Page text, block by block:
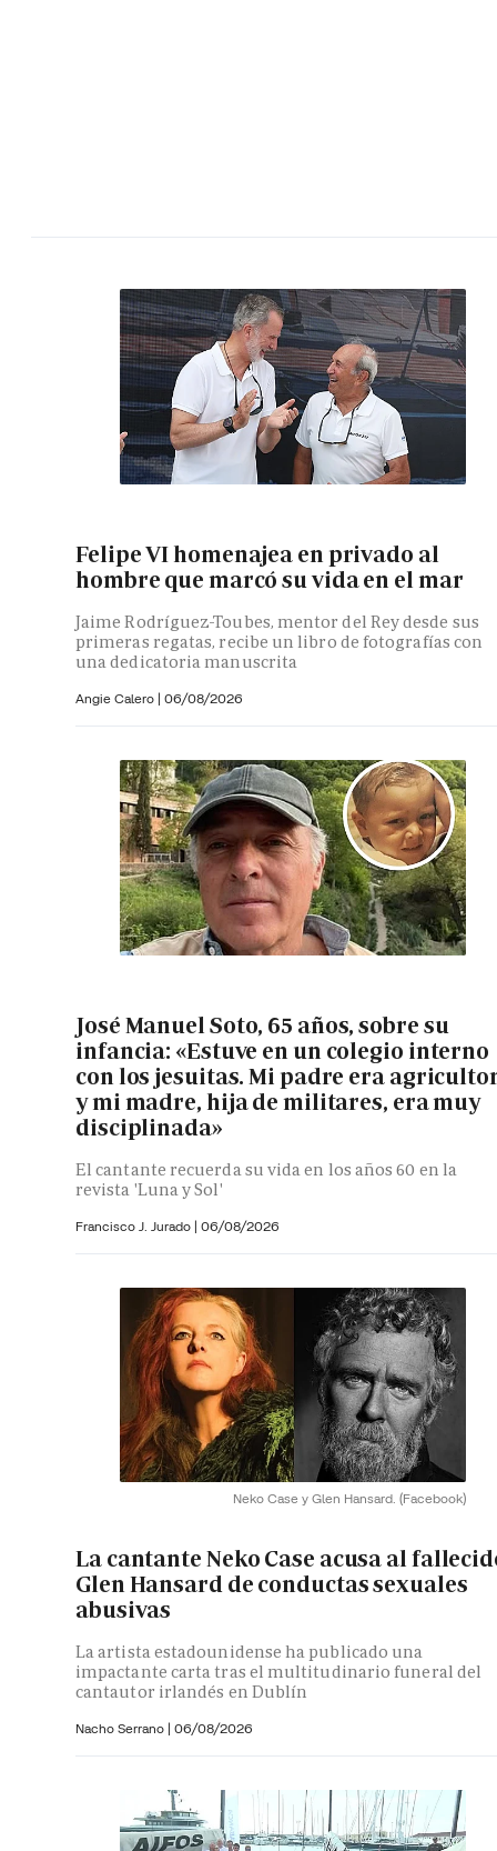
Felipe VI homenajea en privado al
hombre que marcó su vida en el mar
Jaime Rodríguez-Toubes, mentor del Rey desde sus
primeras regatas, recibe un libro de fotografías con
una dedicatoria manuscrita
Angie Calero | 06/08/2026
José Manuel Soto, 65 años, sobre su
infancia: «Estuve en un colegio interno
con los jesuitas. Mi padre era
y mi madre, hija de militares, era muy
disciplinada»
El cantante recuerda su vida en los años 60 en la
revista 'Luna y Sol'
Francisco J. Jurado | 06/08/2026
Neko Case y Glen Hansard. (Facebook)
La cantante Neko Case acusa al
Glen Hansard de conductas sexuales
abusivas
La artista estadounidense ha publicado una
impactante carta tras el multitudinario funeral del
cantautor irlandés en Dublín
Nacho Serrano | 06/08/2026